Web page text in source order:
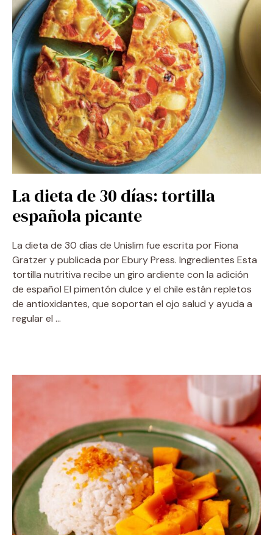
La dieta de 30 días: tortilla
española picante
La dieta de 30 días de Unislim fue escrita por Fiona
Gratzer y publicada por Ebury Press. Ingredientes Esta
tortilla nutritiva recibe un giro ardiente con la adición
de español El pimentón dulce y el chile están repletos
de antioxidantes, que soportan el ojo salud y ayuda a
regular el …